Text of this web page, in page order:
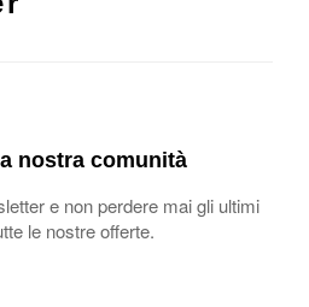
nostra comunità
e non perdere mai gli ultimi
le nostre offerte.